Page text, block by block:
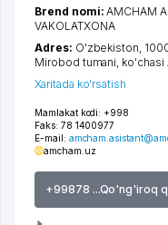
Mamlakat kodi: +998
Faks: 78 1400977
E-mail:
amcham.uz
+99878 ...Qo'ng'iroq
Brend nomi:AMCHAM
VAKOLATXONA
Adres: O'zbekiston,
Mirobod tumani ko'chasi
Xaritada ko'rsatish